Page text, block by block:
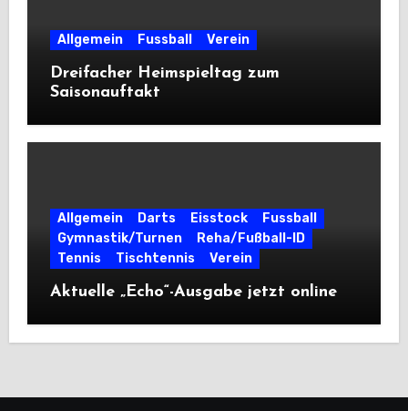
Allgemein Fussball Verein
Dreifacher Heimspieltag zum
Saisonauftakt
Allgemein Darts Eisstock
Fussball
Gymnastik/Turnen
Reha/Fußball-ID
Tennis
Tischtennis Verein
Aktuelle „Echo“-Ausgabe jetzt online